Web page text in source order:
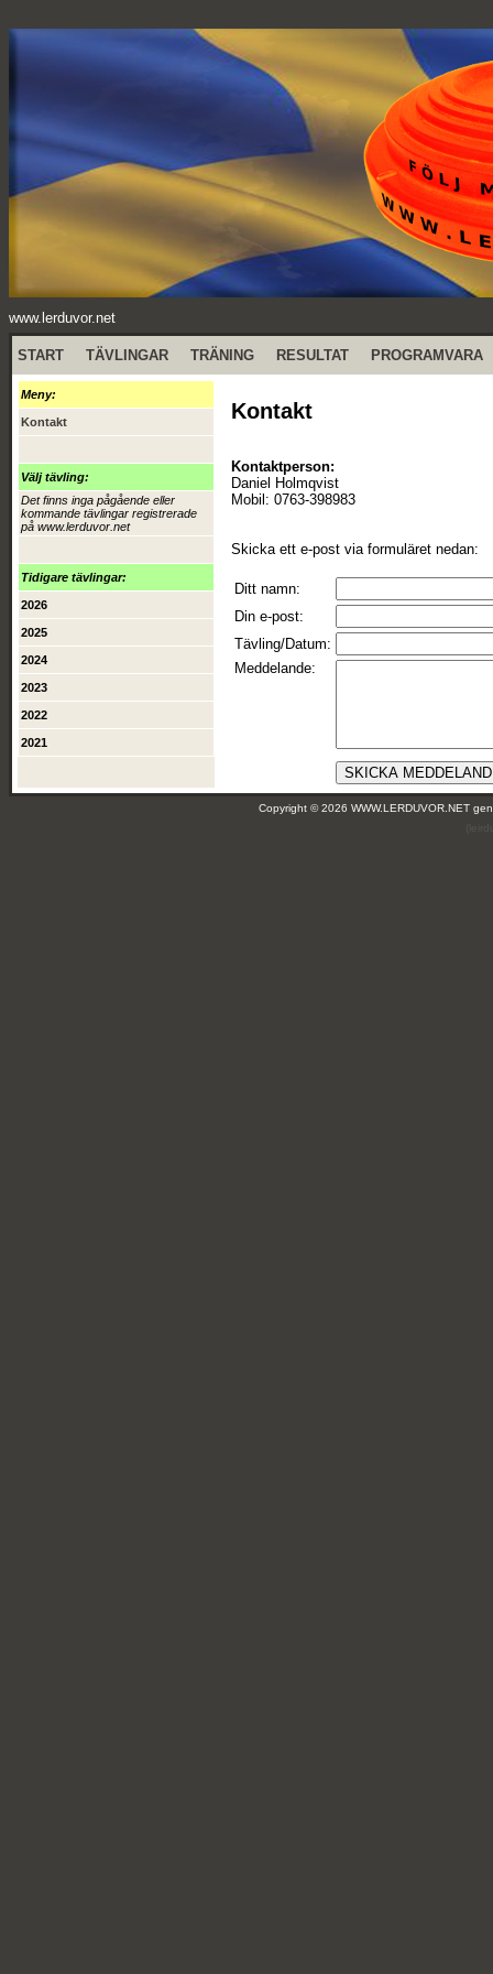
www.lerduvor.net
START TÄVLINGAR TRÄNING RESULTAT PROGRAMVARA
Meny:
Kontakt
Välj tävling:
Det finns inga pågående eller
kommande tävlingar registrerade
på www.lerduvor.net
Tidigare tävlingar:
2026
2025
2024
2023
2022
2021
Kontakt
Kontaktperson:
Daniel Holmqvist
Mobil: 0763-398983
Skicka ett e-post via formuläret nedan:
Ditt namn:
Din e-post:
Tävling/Datum:
Meddelande:
Copyright © 2026 WWW.LERDUVOR.NET